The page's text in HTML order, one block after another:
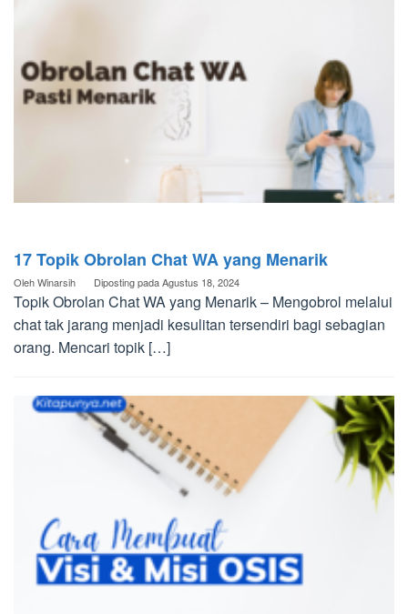
17 Topik Obrolan Chat WA yang Menarik
OlehWinarsih Diposting padaAgustus 18, 2024
Topik Obrolan Chat WA yang Menarik – Mengobrol melalui
chat tak jarang menjadi kesulitan tersendiri bagi sebagian
orang. Mencari topik […]